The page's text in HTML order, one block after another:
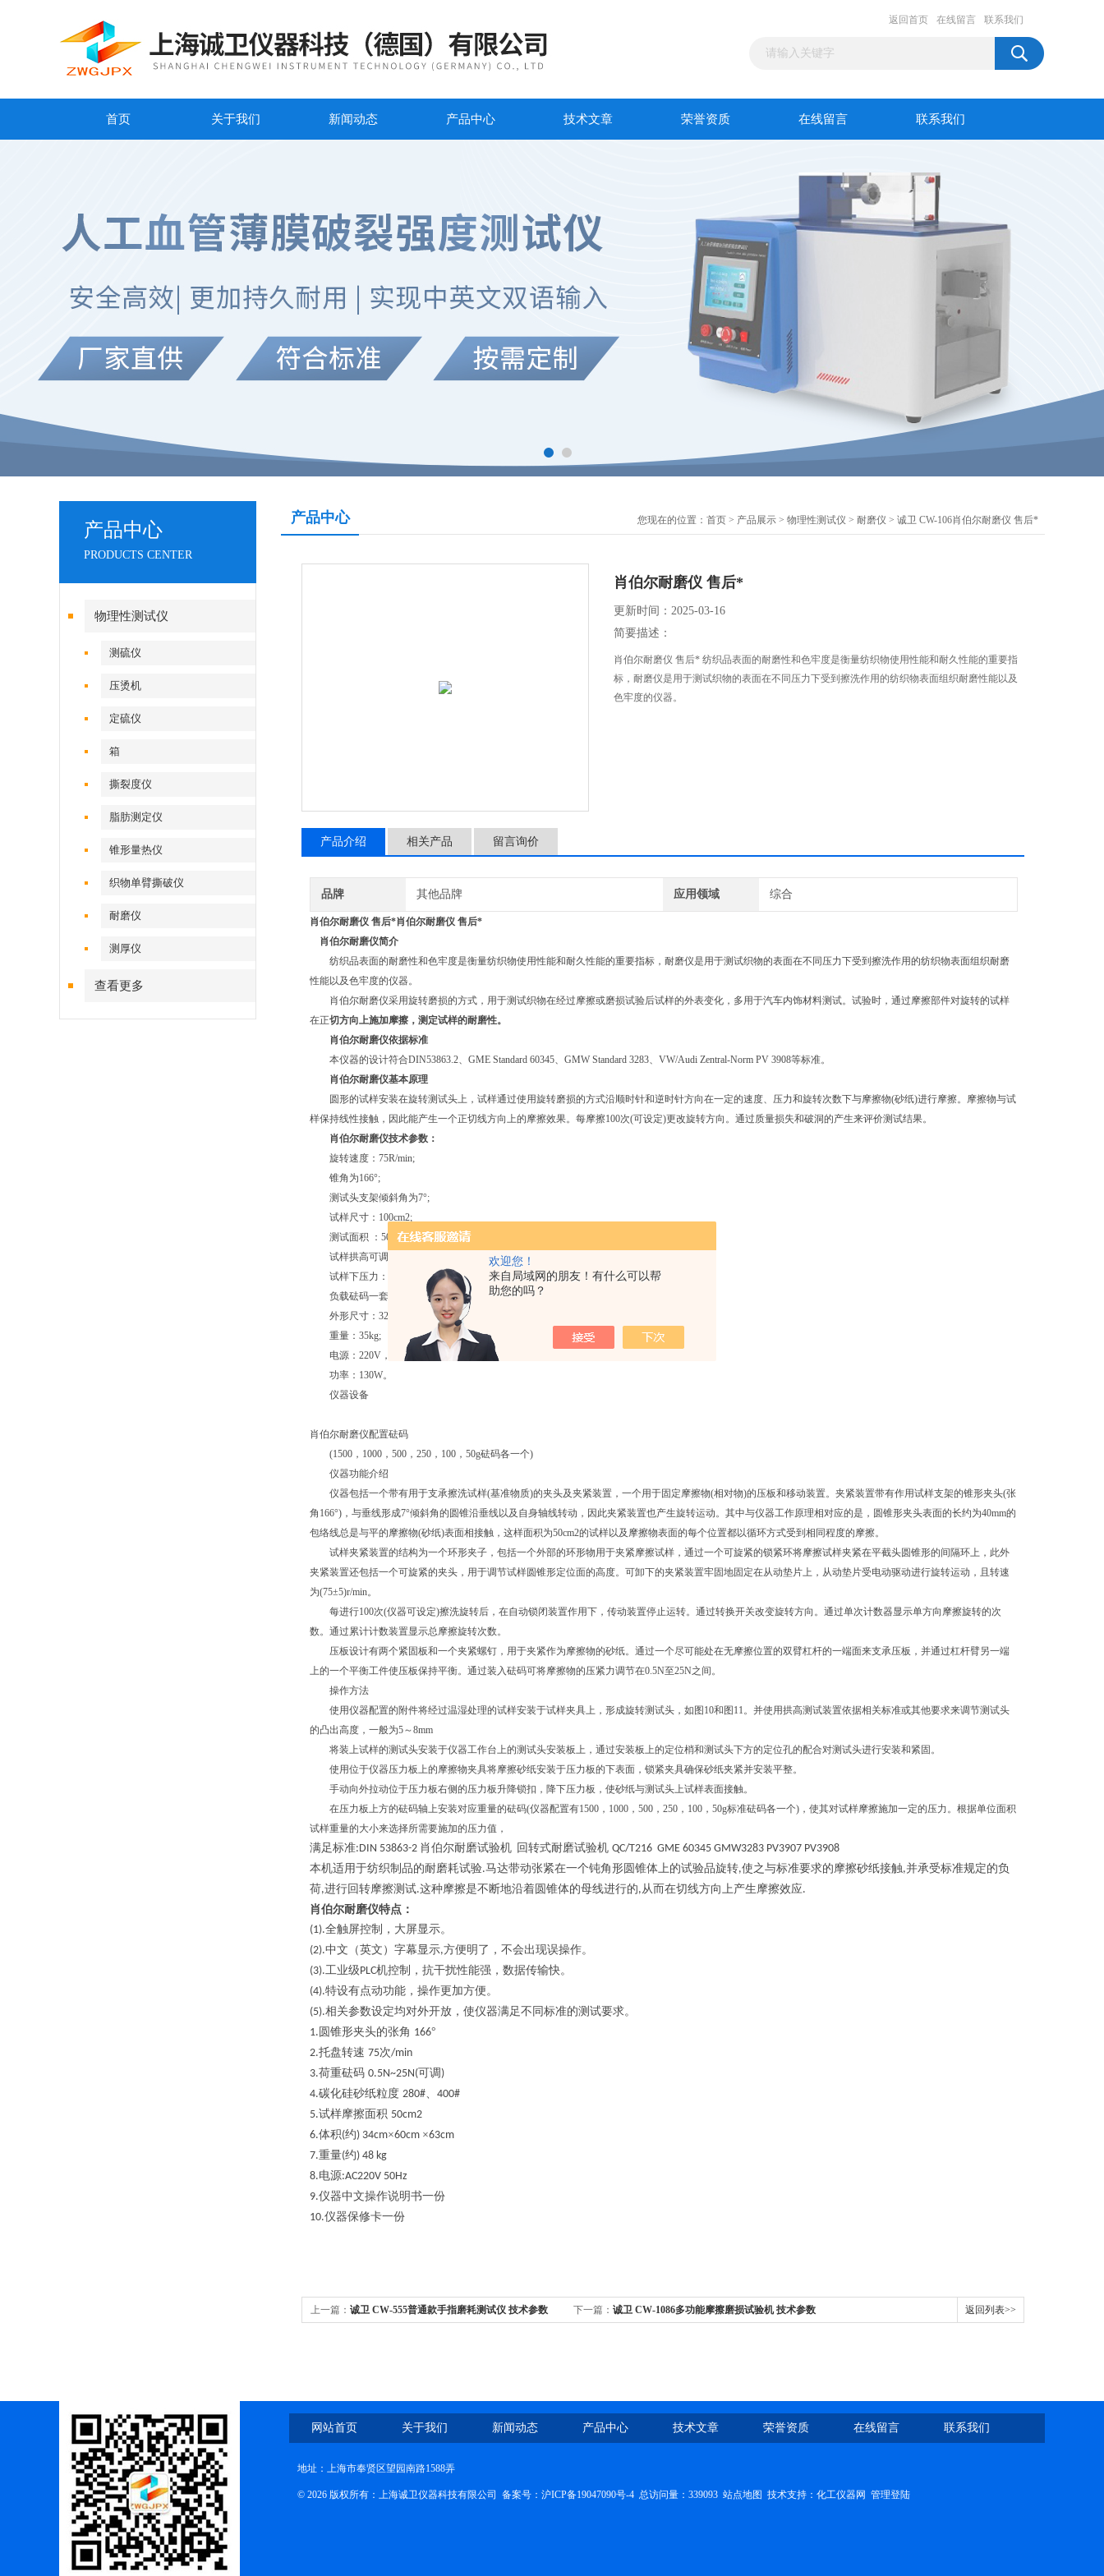
欢迎您！
来自局域网的朋友！有什么可以帮
助您的吗？
返回首页 在线留言 联系我们
首页 关于我们 新闻动态 产品中心 技术文章 荣誉资质 在线留言 联系我们
产品中心
PRODUCTS CENTER
物理性测试仪
测硫仪
压烫机
定硫仪
箱
撕裂度仪
脂肪测定仪
锥形量热仪
织物单臂撕破仪
耐磨仪
测厚仪
查看更多
产品中心 您现在的位置： 首页 > 产品展示 > 物理性测试仪 > 耐磨仪 > 诚卫 CW-106肖伯尔耐磨仪 售后*
肖伯尔耐磨仪 售后*
更新时间：2025-03-16
简要描述：
肖伯尔耐磨仪 售后* 纺织品表面的耐磨性和色牢度是衡量纺织物使用性能和耐久性能的重要指
标，耐磨仪是用于测试织物的表面在不同压力下受到擦洗作用的纺织物表面组织耐磨性能以及
色牢度的仪器。
产品介绍 相关产品 留言询价
品牌 其他品牌 应用领域 综合
肖伯尔耐磨仪 售后*肖伯尔耐磨仪 售后*
肖伯尔耐磨仪简介
纺织品表面的耐磨性和色牢度是衡量纺织物使用性能和耐久性能的重要指标，耐磨仪是用于测试织物的表面在不同压力下受到擦洗作用的纺织物表面组织耐磨
性能以及色牢度的仪器。
肖伯尔耐磨仪采用旋转磨损的方式，用于测试织物在经过摩擦或磨损试验后试样的外表变化，多用于汽车内饰材料测试。试验时，通过摩擦部件对旋转的试样
在正切方向上施加摩擦，测定试样的耐磨性。
肖伯尔耐磨仪依据标准
本仪器的设计符合DIN53863.2、GME Standard 60345、GMW Standard 3283、VW/Audi Zentral-Norm PV 3908等标准。
肖伯尔耐磨仪基本原理
圆形的试样安装在旋转测试头上，试样通过使用旋转磨损的方式沿顺时针和逆时针方向在一定的速度、压力和旋转次数下与摩擦物(砂纸)进行摩擦。摩擦物与试
样保持线性接触，因此能产生一个正切线方向上的摩擦效果。每摩擦100次(可设定)更改旋转方向。通过质量损失和破洞的产生来评价测试结果。
肖伯尔耐磨仪技术参数：
旋转速度： 75R/min;
锥角为166°;
测试头支架倾斜角为7°;
试样尺寸： 100cm2;
测试面积
： 50cm2;
试样拱高可调，配测量附件，量程
0～10mm;
试样下压力：
0.5N～25N可调，
负载砝码一套：
50g，100g，250g，500g，1000g，1500g;
外形尺寸： 325×565×560mm;
重量： 35kg;
电源： 220V，50/60Hz;
功率： 130W。
仪器设备
肖伯尔耐磨仪配置砝码
(1500，1000，500，250，100，50g砝码各一个)
仪器功能介绍
仪器包括一个带有用于支承擦洗试样(基准物质)的夹头及夹紧装置，一个用于固定摩擦物(相对物)的压板和移动装置。夹紧装置带有作用试样支架的锥形夹头(张
角166°)，与垂线形成7°倾斜角的圆锥沿垂线以及自身轴线转动，因此夹紧装置也产生旋转运动。其中与仪器工作原理相对应的是，圆锥形夹头表面的长约为40mm的
包络线总是与平的摩擦物(砂纸)表面相接触，这样面积为50cm2的试样以及摩擦物表面的每个位置都以循环方式受到相同程度的摩擦。
试样夹紧装置的结构为一个环形夹子，包括一个外部的环形物用于夹紧摩擦试样，通过一个可旋紧的锁紧环将摩擦试样夹紧在平截头圆锥形的间隔环上，此外
夹紧装置还包括一个可旋紧的夹头，用于调节试样圆锥形定位面的高度。可卸下的夹紧装置牢固地固定在从动垫片上，从动垫片受电动驱动进行旋转运动，且转速
为(75±5)r/min。
每进行100次(仪器可设定)擦洗旋转后，在自动锁闭装置作用下，传动装置停止运转。通过转换开关改变旋转方向。通过单次计数器显示单方向摩擦旋转的次
数。通过累计计数装置显示总摩擦旋转次数。
压板设计有两个紧固板和一个夹紧螺钉，用于夹紧作为摩擦物的砂纸。通过一个尽可能处在无摩擦位置的双臂杠杆的一端面来支承压板，并通过杠杆臂另一端
上的一个平衡工件使压板保持平衡。通过装入砝码可将摩擦物的压紧力调节在0.5N至25N之间。
操作方法
使用仪器配置的附件将经过温湿处理的试样安装于试样夹具上，形成旋转测试头，如图 10和图11。并使用拱高测试装置依据相关标准或其他要求来调节测试头
的凸出高度，一般为5～8mm
将装上试样的测试头安装于仪器工作台上的测试头安装板上，通过安装板上的定位梢和测试头下方的定位孔的配合对测试头进行安装和紧固。
使用位于仪器压力板上的摩擦物夹具将摩擦砂纸安装于压力板的下表面，锁紧夹具确保砂纸夹紧并安装平整。
手动向外拉动位于压力板右侧的压力板升降锁扣，降下压力板，使砂纸与测试头上试样表面接触。
在压力板上方的砝码轴上安装对应重量的砝码(仪器配置有1500，1000，500，250，100，50g标准砝码各一个)，使其对试样摩擦施加一定的压力。根据单位面积
试样重量的大小来选择所需要施加的压力值，
满足标准:DIN 53863-2 肖伯尔耐磨试验机 回转式耐磨试验机 QC/T216 GME 60345 GMW3283 PV3907 PV3908
本机适用于纺织制品的耐磨耗试验.马达带动张紧在一个钝角形圆锥体上的试验品旋转,使之与标准要求的摩擦砂纸接触,并承受标准规定的负
荷,进行回转摩擦测试.这种摩擦是不断地沿着圆锥体的母线进行的,从而在切线方向上产生摩擦效应.
肖伯尔耐磨仪特点：
(1).全触屏控制，大屏显示。
(2).中文（英文）字幕显示,方便明了，不会出现误操作。
(3).工业级PLC机控制，抗干扰性能强，数据传输快。
(4).特设有点动功能，操作更加方便。
(5).相关参数设定均对外开放，使仪器满足不同标准的测试要求。
1. 圆锥形夹头的张角 166°
2.托盘转速 75次/min
3.荷重砝码 0.5N~25N(可调 )
4.碳化硅砂纸粒度 280#、 400#
5.试样摩擦面积 50cm2
6.体积(约) 34cm×60cm ×63cm
7.重量(约) 48 kg
8.电源:AC220V 50Hz
9.仪器中文操作说明书一份
10.仪器保修卡一份
上一篇： 诚卫 CW-555普通款手指磨耗测试仪 技术参数 下一篇： 诚卫 CW-1086多功能摩擦磨损试验机 技术参数 返回列表>>
网站首页 关于我们 新闻动态 产品中心 技术文章 荣誉资质 在线留言 联系我们
地址：上海市奉贤区望园南路1588弄
© 2026 版权所有：上海诚卫仪器科技有限公司 备案号：沪ICP备19047090号-4 总访问量：339093 站点地图 技术支持： 化工仪器网 管理登陆